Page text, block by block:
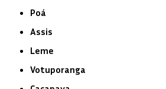
Poá
Assis
Leme
Votuporanga